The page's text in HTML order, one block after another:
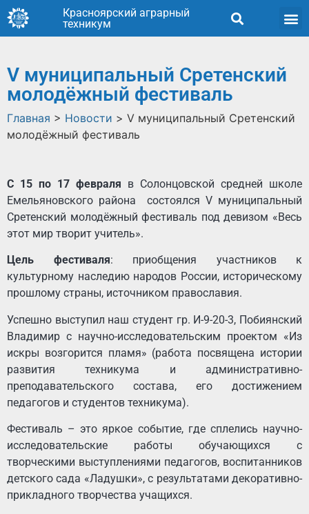
Красноярский аграрный
техникум
V муниципальный Сретенский
молодёжный фестиваль
Главная > Новости > V муниципальный Сретенский
молодёжный фестиваль
С 15 по 17 февраля в Солонцовской средней школе
Емельяновского района состоялся V муниципальный
Сретенский молодёжный фестиваль под девизом «Весь
этот мир творит учитель».
Цель фестиваля: приобщения участников к
культурному наследию народов России, историческому
прошлому страны, источником православия.
Успешно выступил наш студент гр. И-9-20-3, Побиянский
Владимир с научно-исследовательским проектом «Из
искры возгорится пламя» (работа посвящена истории
развития техникума и административно-
преподавательского состава, его достижением
педагогов и студентов техникума).
Фестиваль – это яркое событие, где сплелись научно-
исследовательские работы обучающихся с
творческими выступлениями педагогов, воспитанников
детского сада «Ладушки», с результатами декоративно-
прикладного творчества учащихся.